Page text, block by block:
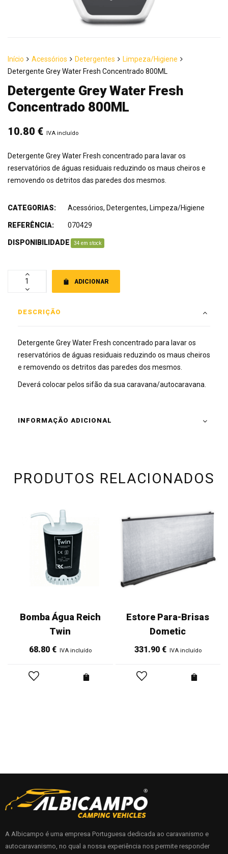
Início Acessórios Detergentes
Limpeza/Higiene
Detergente Grey Water Fresh Concentrado 800ML
Detergente Grey Water Fresh
Concentrado 800ML
10.80 € IVA incluído
Detergente Grey Water Fresh concentrado para lavar os
reservatórios de águas residuais reduzindo os maus cheiros e
removendo os detritos das paredes dos mesmos.
ADICIONAR
CATEGORIAS: Acessórios, Detergentes, Limpeza/Higiene
REFERÊNCIA: 070429
DISPONIBILIDADE: 34 em stock
DESCRIÇÃO
Detergente Grey Water Fresh concentrado para lavar os
reservatórios de águas residuais reduzindo os maus cheiros
e removendo os detritos das paredes dos mesmos.
Deverá colocar pelos sifão da sua caravana/autocaravana.
INFORMAÇÃO ADICIONAL
PRODUTOS RELACIONADOS
Bomba Água Reich
Twin
68.80 € IVA incluído
Estore Para-Brisas
Dometic
331.90 € IVA incluído
A Albicampo é uma empresa Portuguesa dedicada ao caravanismo e
autocaravanismo, no qual a nossa experiência nos permite responder